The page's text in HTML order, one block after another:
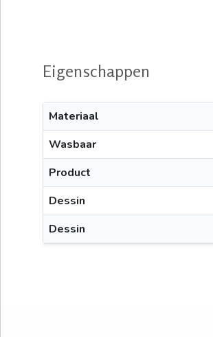
Eigenschappen
Materiaal
Wasbaar
Product
Dessin
Dessin